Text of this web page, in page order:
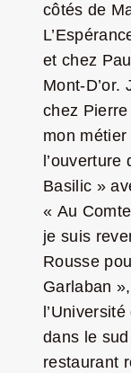
côtés de
et chez
Mont-D’or.
chez
mon
Basilic »
« Au
je suis
Rousse
Garlaban
dans le
restaurant